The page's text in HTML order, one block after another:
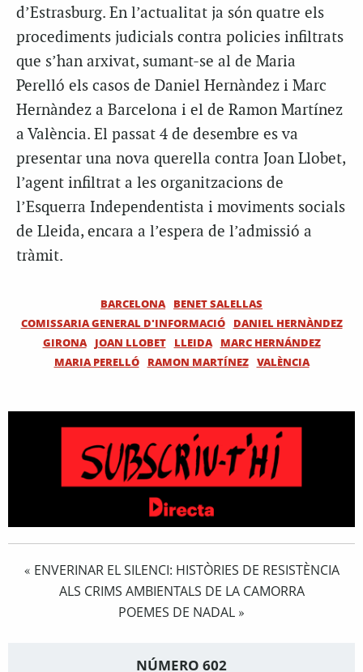
d’Estrasburg. En l’actualitat ja són quatre els
procediments judicials contra policies infiltrats
que s’han arxivat, sumant-se al de Maria
Perelló els casos de Daniel Hernàndez i Marc
Hernàndez a Barcelona i el de Ramon Martínez
a València. El passat 4 de desembre es va
presentar una nova querella contra Joan Llobet,
l’agent infiltrat a les organitzacions de
l’Esquerra Independentista i moviments socials
de Lleida, encara a l’espera de l’admissió a
tràmit.
BARCELONA
BENET SALELLAS
COMISSARIA GENERAL D'INFORMACIÓ
DANIEL HERNÀNDEZ
GIRONA
JOAN LLOBET LLEIDA
MARC HERNÁNDEZ
MARIA PERELLÓ
RAMON MARTÍNEZ VALÈNCIA
« ENVERINAR EL SILENCI: HISTÒRIES DE RESISTÈNCIA
ALS CRIMS AMBIENTALS DE LA CAMORRA
POEMES DE NADAL »
NÚMERO 602